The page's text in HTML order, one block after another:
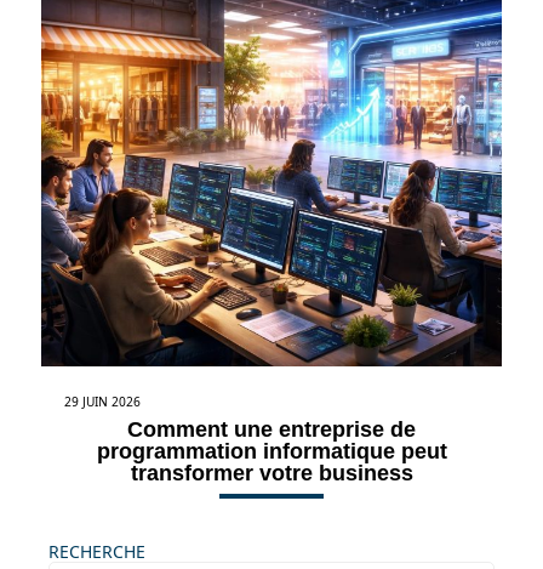
29 JUIN 2026
Comment une entreprise de
programmation informatique peut
transformer votre business
RECHERCHE